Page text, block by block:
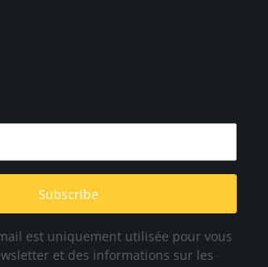
est uniquement utilisée pour vous
et des informations sur les